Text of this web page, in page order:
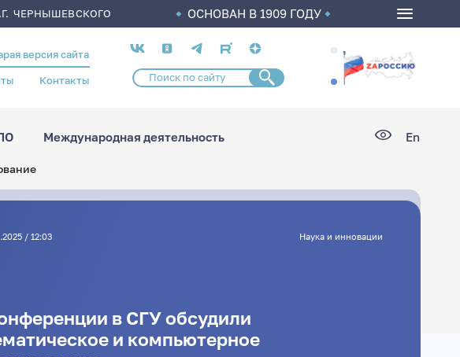
ЧЕРНЫШЕВСКОГО ОСНОВАН В 1909 ГОДУ
версия сайта
Контакты
Социальные
сети
Международная деятельность En
/ 12:03 Наука и инновации
в СГУ обсудили
и компьютерное